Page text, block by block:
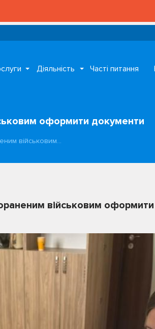
Діяльність Часті питання
оформити документи
військовим…
військовим